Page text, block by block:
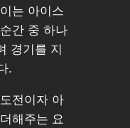
는 아이스
간 중 하나
경기를 지
.
전이자 아
해주는 요